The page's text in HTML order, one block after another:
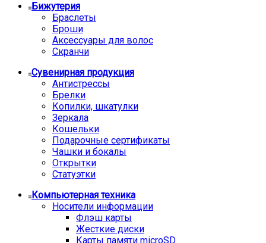
Бижутерия
Браслеты
Броши
Аксессуары для волос
Скранчи
Сувенирная продукция
Антистрессы
Брелки
Копилки, шкатулки
Зеркала
Кошельки
Подарочные сертификаты
Чашки и бокалы
Открытки
Статуэтки
Компьютерная техника
Носители информации
Флэш карты
Жесткие диски
Карты памяти microSD